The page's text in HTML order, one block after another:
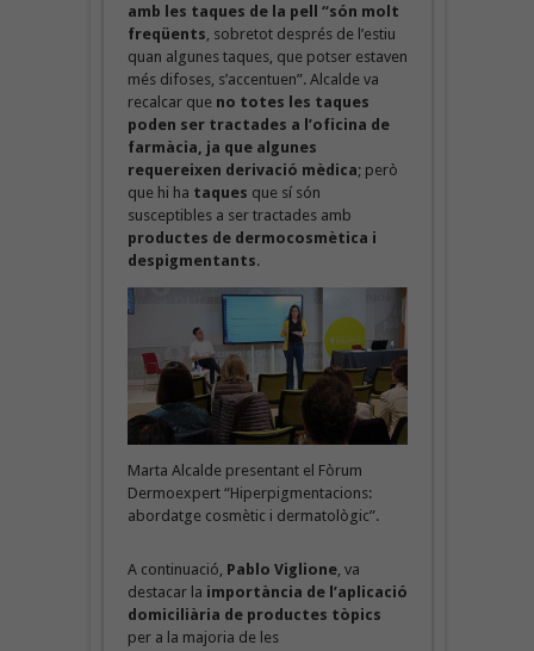
amb les taques de la pell “són molt
freqüents, sobretot després de l’estiu
quan algunes taques, que potser estaven
més difoses, s’accentuen”. Alcalde va
recalcar que no totes les taques
poden ser tractades a l’oficina de
farmàcia, ja que algunes
requereixen derivació mèdica; però
que hi ha taques que sí són
susceptibles a ser tractades amb
productes de dermocosmètica i
despigmentants.
Marta Alcalde presentant el Fòrum
Dermoexpert “Hiperpigmentacions:
abordatge cosmètic i dermatològic”.
A continuació, Pablo Viglione, va
destacar la importància de l’aplicació
domiciliària de productes tòpics
per a la majoria de les